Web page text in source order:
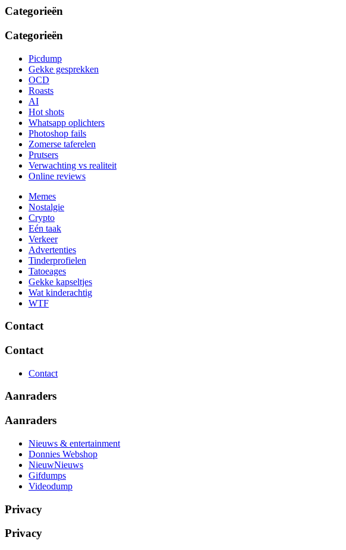
Categorieën
Categorieën
Picdump
Gekke gesprekken
OCD
Roasts
AI
Hot shots
Whatsapp oplichters
Photoshop fails
Zomerse taferelen
Prutsers
Verwachting vs realiteit
Online reviews
Memes
Nostalgie
Crypto
Eén taak
Verkeer
Advertenties
Tinderprofielen
Tatoeages
Gekke kapseltjes
Wat kinderachtig
WTF
Contact
Contact
Contact
Aanraders
Aanraders
Nieuws & entertainment
Donnies Webshop
NieuwNieuws
Gifdumps
Videodump
Privacy
Privacy